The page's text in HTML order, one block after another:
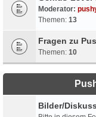
Moderator:
Themen: 13
Fragen zu
Themen: 10
Bilder/